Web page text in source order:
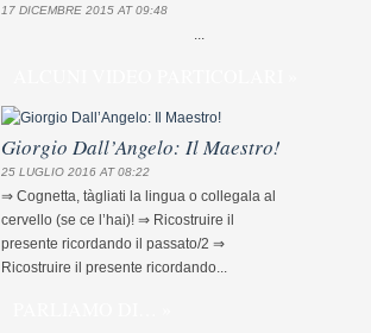
17 DICEMBRE 2015 AT 09:48
...
Giorgio Dall’Angelo: Il Maestro!
25 LUGLIO 2016 AT 08:22
⇒ Cognetta, tàgliati la lingua o collegala al
cervello (se ce l’hai)! ⇒ Ricostruire il
presente ricordando il passato/2 ⇒
Ricostruire il presente ricordando...